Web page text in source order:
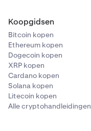
Koopgidsen
Bitcoin kopen
Ethereum kopen
Dogecoin kopen
XRP kopen
Cardano kopen
Solana kopen
Litecoin kopen
Alle cryptohandleidingen